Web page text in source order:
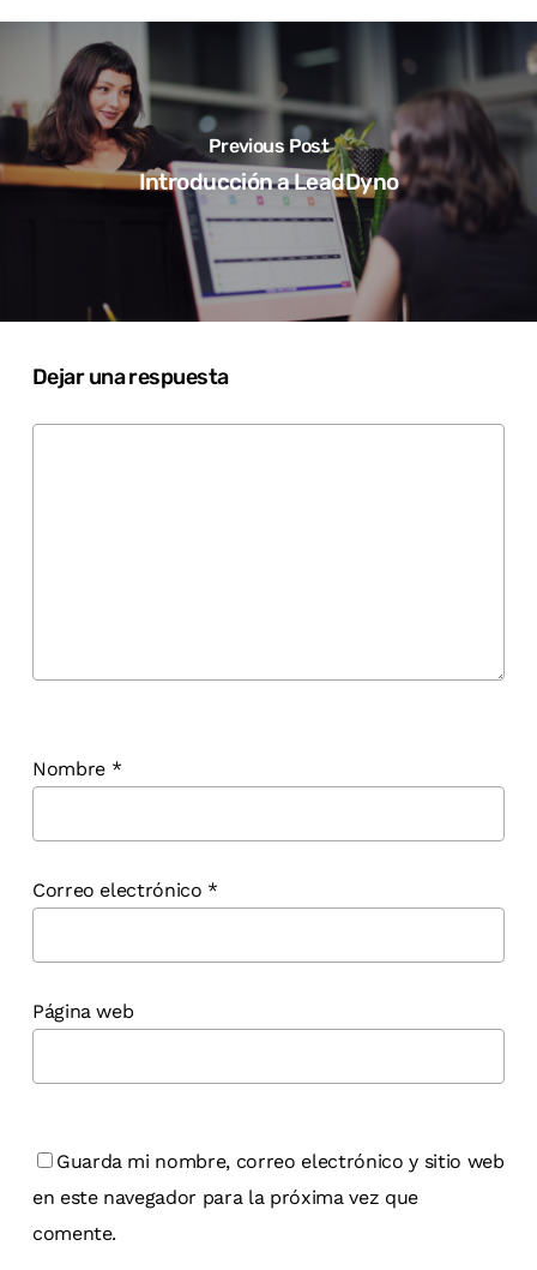
Previous Post
Introducción a LeadDyno
Dejar una respuesta
Nombre *
Correo electrónico *
Página web
Guarda mi nombre, correo electrónico y sitio web
en este navegador para la próxima vez que
comente.